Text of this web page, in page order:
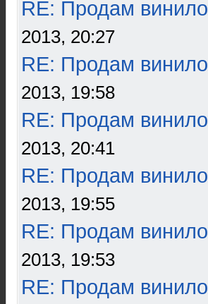
RE: Продам
2013, 20:27
RE: Продам
2013, 19:58
RE: Продам
2013, 20:41
RE: Продам
2013, 19:55
RE: Продам
2013, 19:53
RE: Продам